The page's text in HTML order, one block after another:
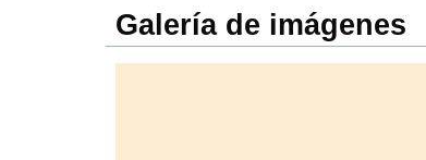
Galería de imágenes